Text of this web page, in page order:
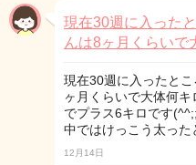
現在30週に入った
んは8ヶ月くらい
現在30週に入ったと
ヶ月くらいで大体何
でプラス6キロです
中ではけっこう太った
12月14日